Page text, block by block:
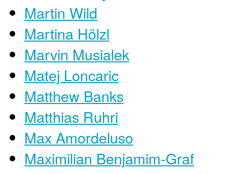
Martin Wild
Martina Hölzl
Marvin Musialek
Matej Loncaric
Matthew Banks
Matthias Ruhri
Max Amordeluso
Maximilian Benjamim-Graf